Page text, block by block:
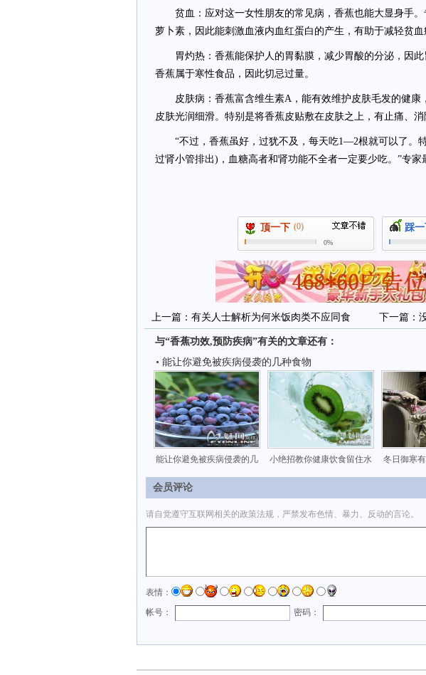
贫血：应对这一女性朋友的常见病，香蕉也能大显身手。
萝卜素，因此能刺激血液内血红蛋白的产生，有助于减轻贫血
胃灼热：香蕉能保护人的胃黏膜，减少胃酸的分泌，因此
香蕉属于寒性食品，因此切忌过量。
皮肤病：香蕉富含维生素A，能有效维护皮肤毛发的健康
皮肤光润细滑。特别是将香蕉皮贴敷在皮肤之上，有止痛、消
“不过，香蕉虽好，过犹不及，每天吃1—2根就可以了。
过肾小管排出)，血糖高者和肾功能不全者一定要少吃。”专家
顶一下 (0)
0%
踩
上一篇： 有关人士解析为何米饭肉类不应同食 下一篇：
与“香蕉功效,预防疾病”有关的文章还有：
能让你避免被疾病侵袭的几种食物
能让你避免被疾病侵袭的几 小绝招教你健康饮食留住水 冬日御寒
会员评论
请自觉遵守互联网相关的政策法规，严禁发布色情、暴力、反动的言论。
表情：
帐号：
密码：